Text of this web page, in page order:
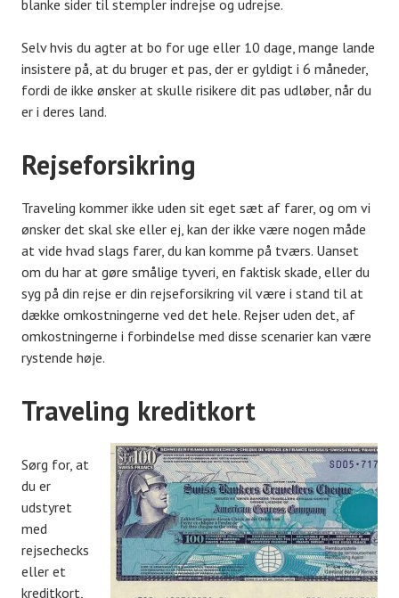
blanke sider til stempler indrejse og udrejse.
Selv hvis du agter at bo for uge eller 10 dage, mange lande
insistere på, at du bruger et pas, der er gyldigt i 6 måneder,
fordi de ikke ønsker at skulle risikere dit pas udløber, når du
er i deres land.
Rejseforsikring
Traveling kommer ikke uden sit eget sæt af farer, og om vi
ønsker det skal ske eller ej, kan der ikke være nogen måde
at vide hvad slags farer, du kan komme på tværs. Uanset
om du har at gøre smålige tyveri, en faktisk skade, eller du
syg på din rejse er din rejseforsikring vil være i stand til at
dække omkostningerne ved det hele. Rejser uden det, af
omkostningerne i forbindelse med disse scenarier kan være
rystende høje.
Traveling kreditkort
Sørg for, at
du er
udstyret
med
rejsechecks
eller et
kreditkort,